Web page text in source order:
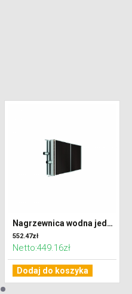
Nagrzewnica wodna jednorzędowa do centrali VENTUS VVS021
552.47zł
Netto:449.16zł
Dodaj do koszyka